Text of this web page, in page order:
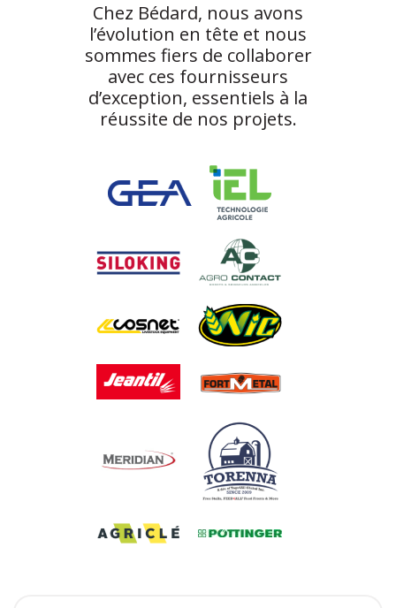
Chez Bédard, nous avons
l’évolution en tête et nous
sommes fiers de collaborer
avec ces fournisseurs
d’exception, essentiels à la
réussite de nos projets.